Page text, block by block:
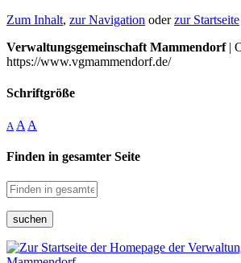
Zum Inhalt, zur Navigation oderzur Startseite
Verwaltungsgemeinschaft Mammendorf|
https://www.vgmammendorf.de/
Schriftgröße
A A A
Finden in gesamter Seite
suchen